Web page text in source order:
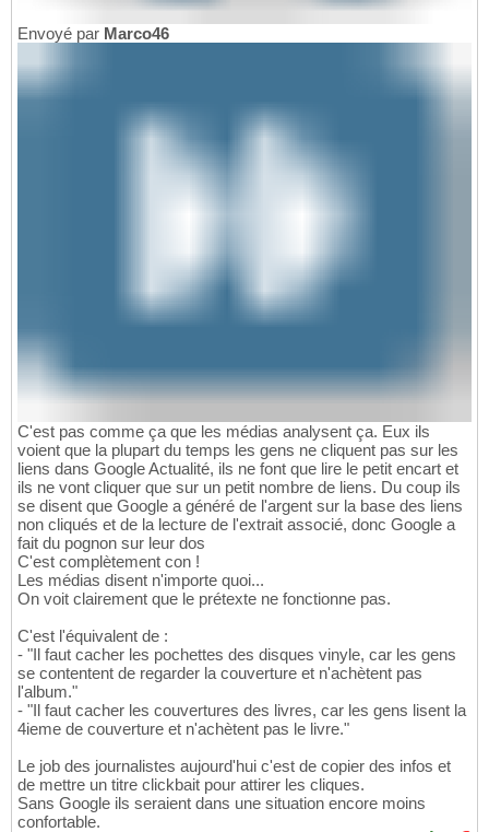
Envoyé par Marco46
C'est pas comme ça que les médias analysent ça. Eux ils
voient que la plupart du temps les gens ne cliquent pas sur les
liens dans Google Actualité, ils ne font que lire le petit encart et
ils ne vont cliquer que sur un petit nombre de liens. Du coup ils
se disent que Google a généré de l'argent sur la base des liens
non cliqués et de la lecture de l'extrait associé, donc Google a
fait du pognon sur leur dos
C'est complètement con !
Les médias disent n'importe quoi...
On voit clairement que le prétexte ne fonctionne pas.
C'est l'équivalent de :
- "Il faut cacher les pochettes des disques vinyle, car les gens
se contentent de regarder la couverture et n'achètent pas
l'album."
- "Il faut cacher les couvertures des livres, car les gens lisent la
4ieme de couverture et n'achètent pas le livre."
Le job des journalistes aujourd'hui c'est de copier des infos et
de mettre un titre clickbait pour attirer les cliques.
Sans Google ils seraient dans une situation encore moins
confortable.